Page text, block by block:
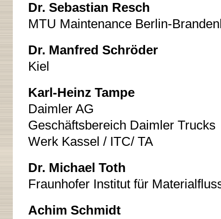
Dr. Sebastian Resch
MTU Maintenance Berlin-
Dr. Manfred Schröder
Kiel
Karl-Heinz Tampe
Daimler AG
Geschäftsbereich Daimler Trucks
Werk Kassel / ITC/ TA
Dr. Michael Toth
Fraunhofer Institut für
Achim Schmidt